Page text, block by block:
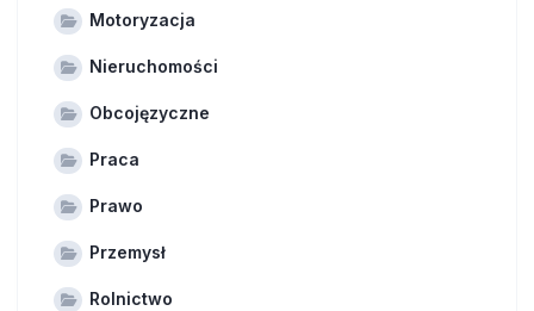
Motoryzacja
Nieruchomości
Obcojęzyczne
Praca
Prawo
Przemysł
Rolnictwo